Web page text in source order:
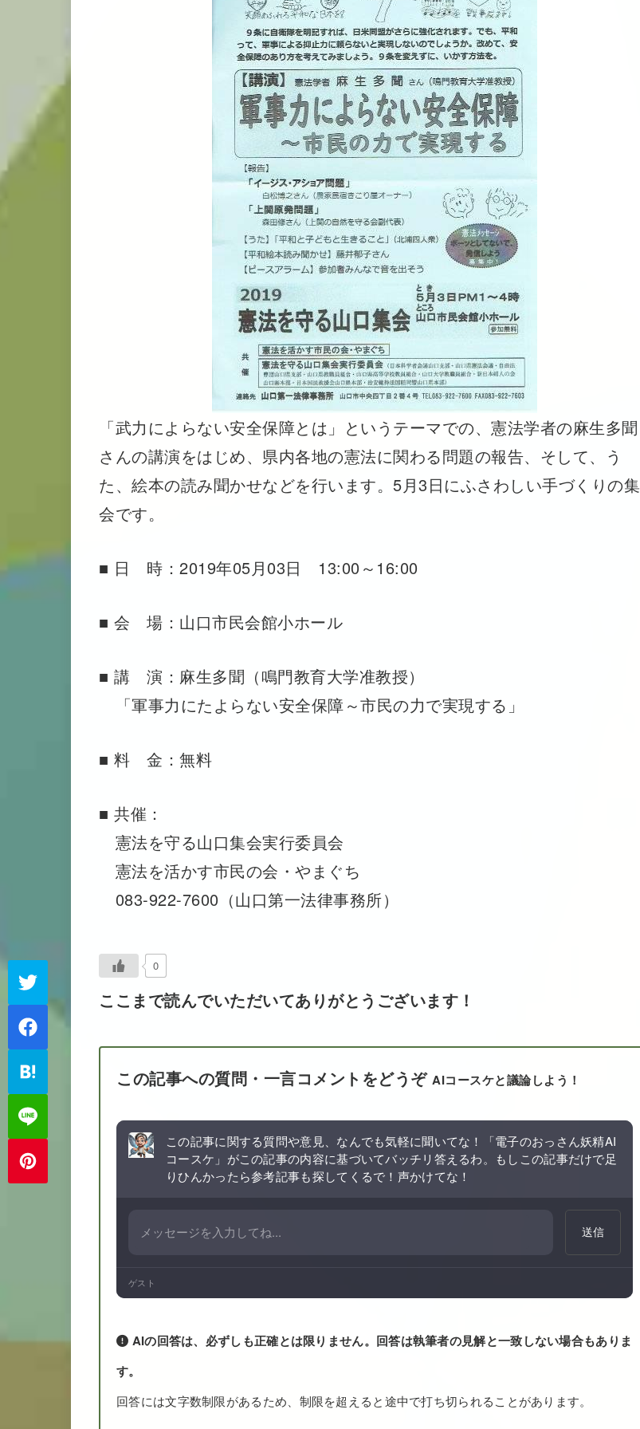
「武力によらない安全保障とは」というテーマでの、憲法学者の麻生多聞
さんの講演をはじめ、県内各地の憲法に関わる問題の報告、そして、う
た、絵本の読み聞かせなどを行います。5月3日にふさわしい手づくりの集
会です。
■ 日 時：2019年05月03日 13:00～16:00
■ 会 場：山口市民会館小ホール
■ 講 演：麻生多聞（鳴門教育大学准教授）
「軍事力にたよらない安全保障～市民の力で実現する」
■ 料 金：無料
■ 共催：
憲法を守る山口集会実行委員会
憲法を活かす市民の会・やまぐち
083-922-7600（山口第一法律事務所）
0
ここまで読んでいただいてありがとうございます！
この記事への質問・一言コメントをどうぞ AIコースケと議論しよう！
この記事に関する質問や意見、なんでも気軽に聞いてな！「電子のおっさん妖精AI
コースケ」がこの記事の内容に基づいてバッチリ答えるわ。もしこの記事だけで足
りひんかったら参考記事も探してくるで！声かけてな！
送信
ゲスト
AIの回答は、必ずしも正確とは限りません。回答は執筆者の見解と一致しない場合もありま
す。
回答には文字数制限があるため、制限を超えると途中で打ち切られることがあります。